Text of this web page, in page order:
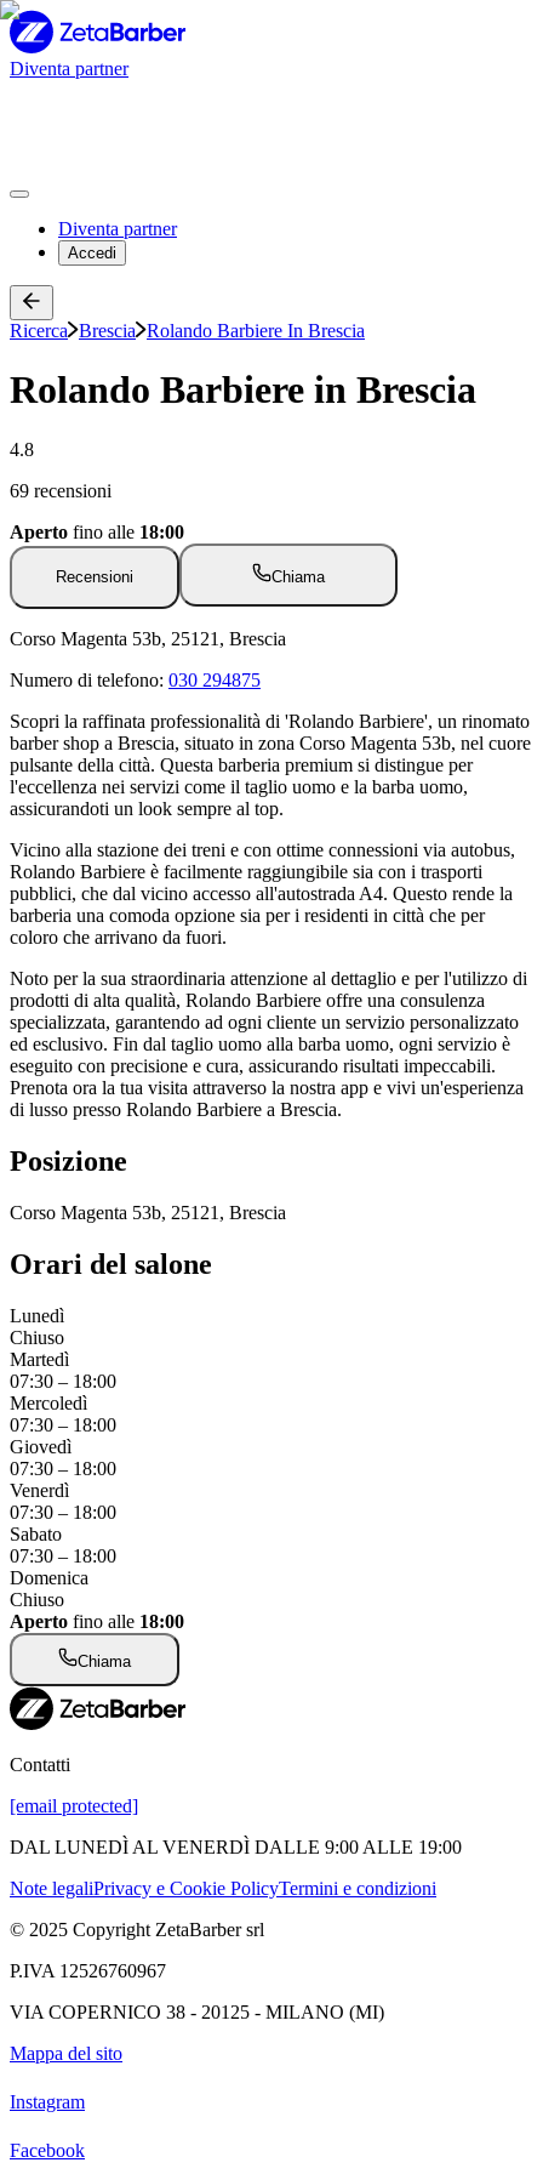
Diventa partner
Diventa partner
Accedi
Ricerca Brescia Rolando Barbiere In Brescia
Rolando Barbiere in Brescia
4.8
69 recensioni
Aperto fino alle 18:00
Recensioni Chiama
Corso Magenta 53b, 25121, Brescia
Numero di telefono: 030 294875
Scopri la raffinata professionalità di 'Rolando Barbiere', un rinomato
barber shop a Brescia, situato in zona Corso Magenta 53b, nel cuore
pulsante della città. Questa barberia premium si distingue per
l'eccellenza nei servizi come il taglio uomo e la barba uomo,
assicurandoti un look sempre al top.
Vicino alla stazione dei treni e con ottime connessioni via autobus,
Rolando Barbiere è facilmente raggiungibile sia con i trasporti
pubblici, che dal vicino accesso all'autostrada A4. Questo rende la
barberia una comoda opzione sia per i residenti in città che per
coloro che arrivano da fuori.
Noto per la sua straordinaria attenzione al dettaglio e per l'utilizzo di
prodotti di alta qualità, Rolando Barbiere offre una consulenza
specializzata, garantendo ad ogni cliente un servizio personalizzato
ed esclusivo. Fin dal taglio uomo alla barba uomo, ogni servizio è
eseguito con precisione e cura, assicurando risultati impeccabili.
Prenota ora la tua visita attraverso la nostra app e vivi un'esperienza
di lusso presso Rolando Barbiere a Brescia.
Posizione
Corso Magenta 53b, 25121, Brescia
Orari del salone
Lunedì
Chiuso
Martedì
07:30 – 18:00
Mercoledì
07:30 – 18:00
Giovedì
07:30 – 18:00
Venerdì
07:30 – 18:00
Sabato
07:30 – 18:00
Domenica
Chiuso
Aperto fino alle 18:00
Chiama
Contatti
[email protected]
DAL LUNEDÌ AL VENERDÌ DALLE 9:00 ALLE 19:00
Note legaliPrivacy e Cookie PolicyTermini e condizioni
© 2025 Copyright ZetaBarber srl
P.IVA 12526760967
VIA COPERNICO 38 - 20125 - MILANO (MI)
Mappa del sito
Instagram
Facebook